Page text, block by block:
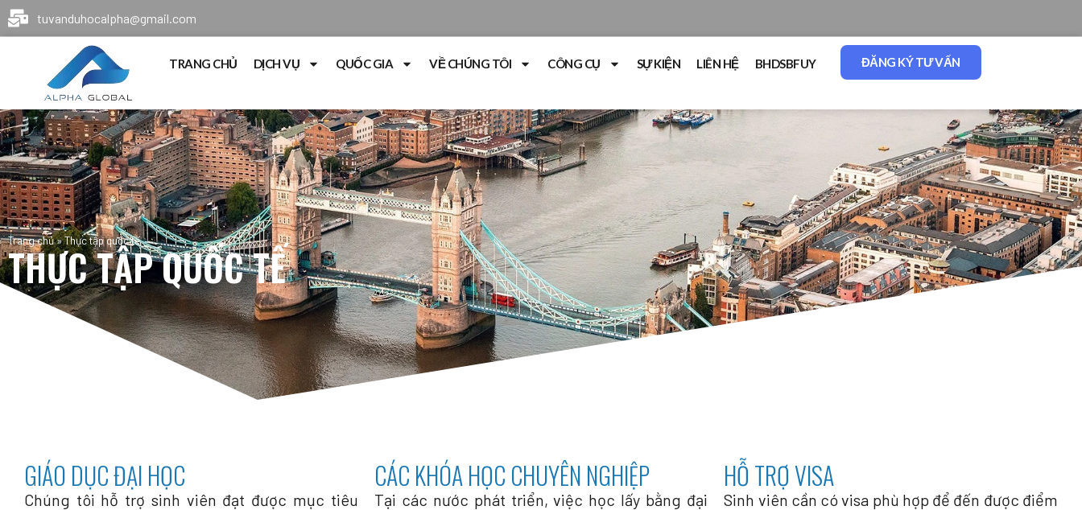
tuvanduhocalpha@gmail.com
TRANG CHỦ DỊCH VỤ QUỐC GIA VỀ CHÚNG TÔI CÔNG CỤ SỰ KIỆN LIÊN HỆ BHDSBFUY ĐĂNG KÝ TƯ VẤN
Trang chủ»Thực tập quốc tế
THỰC TẬP QUỐC TẾ
GIÁO DỤC ĐẠI HỌC
Chúng tôi hỗ trợ sinh viên đạt được mục tiêu
CÁC KHÓA HỌC CHUYÊN NGHIỆP
Tại các nước phát triển, việc học lấy bằng đại
HỖ TRỢ VISA
Sinh viên cần có visa phù hợp để đến được điểm